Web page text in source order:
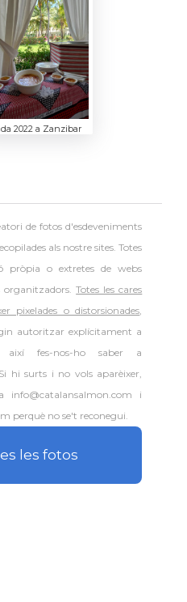
2022 a Zanzibar
defotos d'esdeveniments
als nostre sites. Totes
pròpia o extretes de webs
organitzadors.Totes les cares
pixelades o distorsionades,
autoritzar explícitament a
fes-nos-ho saber a
hi surts i no vols aparèixer,
i
perquè no se't reconegui.
les fotos